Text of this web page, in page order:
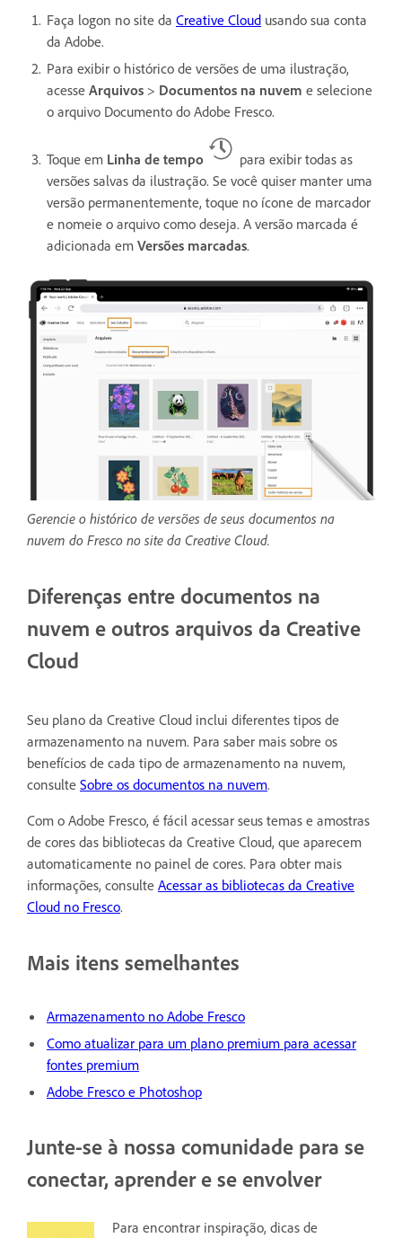
Faça logon no site da Creative Cloud usando sua conta
da Adobe.
Para exibir o histórico de versões de uma ilustração,
acesse Arquivos > Documentos na nuvem e selecione
o arquivo Documento do Adobe Fresco.
Toque em Linha de tempo
para exibir todas as
versões salvas da ilustração. Se você quiser manter uma
versão permanentemente, toque no ícone de marcador
e nomeie o arquivo como deseja. A versão marcada é
adicionada em Versões marcadas.
Gerencie o histórico de versões de seus documentos na
nuvem do Fresco no site da Creative Cloud.
Diferenças entre documentos na
nuvem e outros arquivos da Creative
Cloud
Seu plano da Creative Cloud inclui diferentes tipos de
armazenamento na nuvem. Para saber mais sobre os
benefícios de cada tipo de armazenamento na nuvem,
consulte Sobre os documentos na nuvem.
Com o Adobe Fresco, é fácil acessar seus temas e amostras
de cores das bibliotecas da Creative Cloud, que aparecem
automaticamente no painel de cores. Para obter mais
informações, consulte Acessar as bibliotecas da Creative
Cloud no Fresco.
Mais itens semelhantes
Armazenamento no Adobe Fresco
Como atualizar para um plano premium para acessar
fontes premium
Adobe Fresco e Photoshop
Junte-se à nossa comunidade para se
conectar, aprender e se envolver
Para encontrar inspiração, dicas de